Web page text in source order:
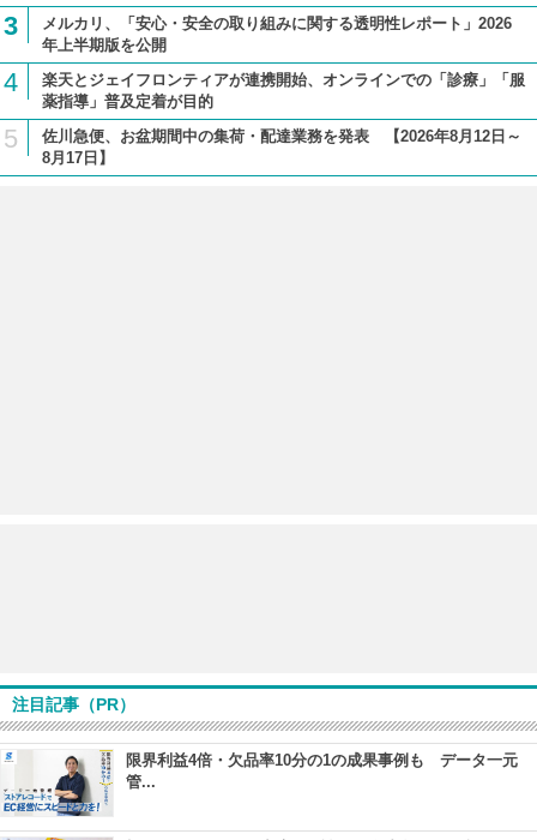
3
メルカリ、「安心・安全の取り組みに関する透明性レポート」2026
年上半期版を公開
4
楽天とジェイフロンティアが連携開始、オンラインでの「診療」「服
薬指導」普及定着が目的
5
佐川急便、お盆期間中の集荷・配達業務を発表 【2026年8月12日～
8月17日】
注目記事（PR）
限界利益4倍・欠品率10分の1の成果事例も データ一元
管...